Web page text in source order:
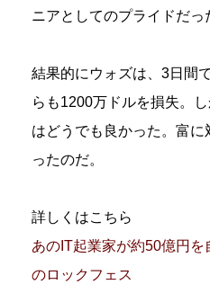
ニアとしてのプライドだっ
結果的にウォズは、3日間
らも1200万ドルを損失。
はどうでも良かった。富
ったのだ。
詳しくはこちら
あのIT起業家が約50億円
のロックフェス